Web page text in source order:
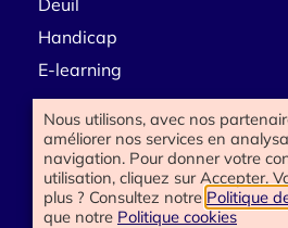
Deuil
Handicap
E-learning
Besoin d’aide
Contactez-nous
Nous utilisons, avec nos
améliorer nos services en
navigation. Pour donner votre
utilisation, cliquez sur Accepter.
plus ? Consultez notre Politique
que notre Politique cookies